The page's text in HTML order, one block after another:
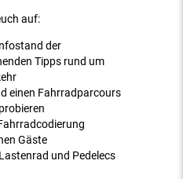
auf:
der
Tipps rund um
einen Fahrradparcours
Gäste
und Pedelecs